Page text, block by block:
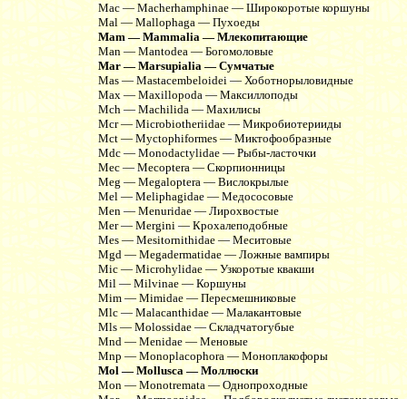
Mac — Macherhamphinae — Широкоротые коршуны
Mal — Mallophaga — Пухоеды
Mam — Mammalia — Млекопитающие
Man — Mantodea — Богомоловые
Mar — Marsupialia — Сумчатые
Mas — Mastacembeloidei — Хоботнорыловидные
Max — Maxillopoda — Максиллоподы
Mch — Machilida — Махилисы
Mcr — Microbiotheriidae — Микробиотерииды
Mct — Myctophiformes — Миктофообразные
Mdc — Monodactylidae — Рыбы-ласточки
Mec — Mecoptera — Скорпионницы
Meg — Megaloptera — Вислокрылые
Mel — Meliphagidae — Медососовые
Men — Menuridae — Лирохвостые
Mer — Mergini — Крохалеподобные
Mes — Mesitornithidae — Меситовые
Mgd — Megadermatidae — Ложные вампиры
Mic — Microhylidae — Узкоротые квакши
Mil — Milvinae — Коршуны
Mim — Mimidae — Пересмешниковые
Mlc — Malacanthidae — Малакантовые
Mls — Molossidae — Складчатогубые
Mnd — Menidae — Меновые
Mnp — Monoplacophora — Моноплакофоры
Mol — Mollusca — Моллюски
Mon — Monotremata — Однопроходные